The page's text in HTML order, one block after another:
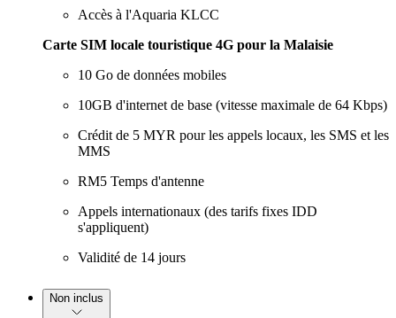
Accès à l'Aquaria KLCC
Carte SIM locale touristique 4G pour la Malaisie
10 Go de données mobiles
10GB d'internet de base (vitesse maximale de 64 Kbps)
Crédit de 5 MYR pour les appels locaux, les SMS et les
MMS
RM5 Temps d'antenne
Appels internationaux (des tarifs fixes IDD
s'appliquent)
Validité de 14 jours
Non inclus